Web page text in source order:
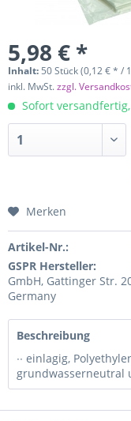
5,98 € *
Inhalt: 50 Stück (0,12 € * /
inkl. MwSt.zzgl.
Sofort
Merken
Artikel-Nr.:
GSPR Hersteller:
GmbH, Gattinger Str.
Germany
Beschreibung
∙∙ einlagig,
grundwasserneutral